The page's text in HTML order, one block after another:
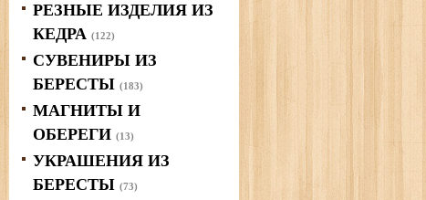
РЕЗНЫЕ ИЗДЕЛИЯ ИЗ
КЕДРА (122)
СУВЕНИРЫ ИЗ
БЕРЕСТЫ (183)
МАГНИТЫ И
ОБЕРЕГИ (13)
УКРАШЕНИЯ ИЗ
БЕРЕСТЫ (73)